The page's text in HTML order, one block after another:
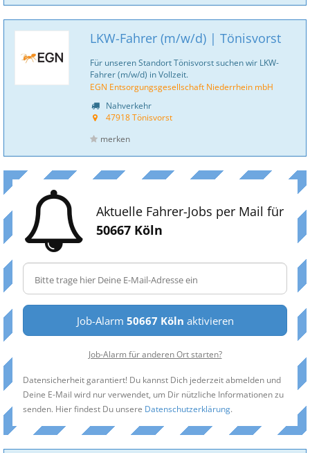
LKW-Fahrer (m/w/d) | Tönisvorst
Für unseren Standort Tönisvorst suchen wir LKW-
Fahrer (m/w/d) in Vollzeit.
EGN Entsorgungsgesellschaft Niederrhein mbH
Nahverkehr
47918 Tönisvorst
merken
Aktuelle Fahrer-Jobs per Mail für
50667 Köln
Job-Alarm 50667 Köln aktivieren
Job-Alarm für anderen Ort starten?
Datensicherheit garantiert! Du kannst Dich jederzeit abmelden und
Deine E-Mail wird nur verwendet, um Dir nützliche Informationen zu
senden. Hier findest Du unsere Datenschutzerklärung.